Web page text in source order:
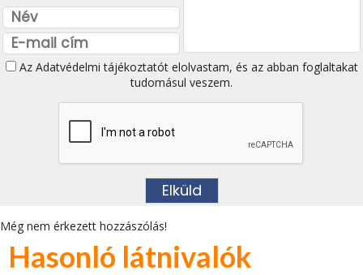
Az Adatvédelmi tájékoztatótelolvastam, és az abban foglaltakat
tudomásul veszem.
Még nem érkezett hozzászólás!
Hasonló látnivalók